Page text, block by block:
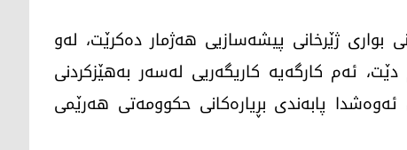
ژێرخانی پیشەسازیی هەژمار دەکرێت، لەو
ئەم کارگەیە کاریگەریی لەسەر بەهێزکردنی
پابەندی بڕیارەکانی حکوومەتی هەرێمی